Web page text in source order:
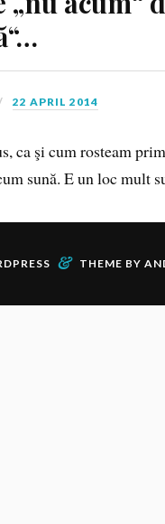
22 APRIL 2014
ca şi cum rosteam
sună. E un loc mult
& THEME BY